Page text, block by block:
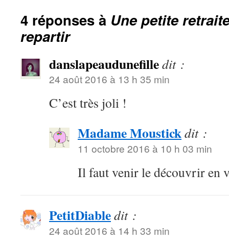
4 réponses à Une petite
repartir
danslapeaudunefilledit :
24 août 2016 à 13 h 35 min
C’est très joli !
Madame Moustickdit :
11 octobre 2016 à 10 h 03 min
Il faut venir le découvrir en
PetitDiabledit :
24 août 2016 à 14 h 33 min